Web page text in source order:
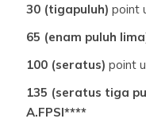
30 (tigapuluh) point
65 (enam puluh
100 (seratus) point
135 (seratus tiga
A.FPSI****